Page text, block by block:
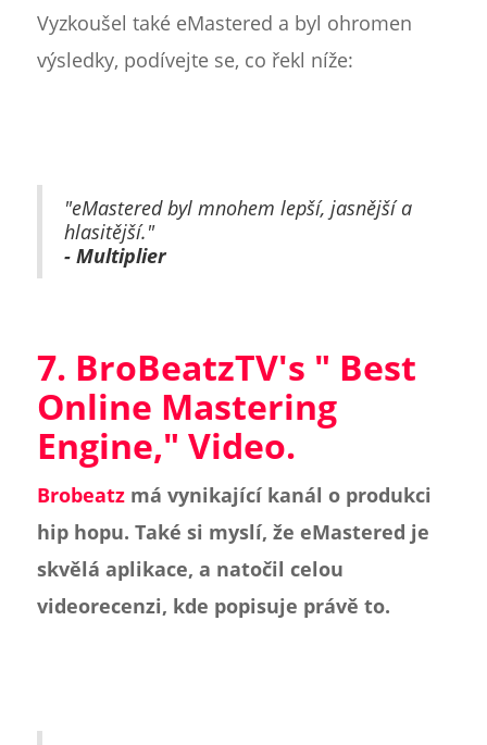
Vyzkoušel také eMastered a byl ohromen
výsledky, podívejte se, co řekl níže:
"eMastered byl mnohem lepší, jasnější a
hlasitější."
- Multiplier
7. BroBeatzTV's " Best
Online Mastering
Engine," Video.
Brobeatz má vynikající kanál o produkci
hip hopu. Také si myslí, že eMastered je
skvělá aplikace, a natočil celou
videorecenzi, kde popisuje právě to.